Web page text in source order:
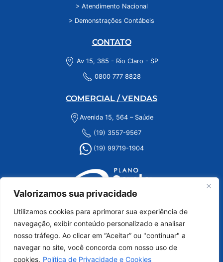
Valorizamos sua privacidade
Utilizamos cookies para aprimorar sua experiência de
navegação, exibir conteúdo personalizado e analisar
nosso tráfego. Ao clicar em “Aceitar” ou "continuar" a
navegar no site, você concorda com nosso uso de
cookies. Política de Privacidade e Cookies
> Atendimento Nacional
> Demonstrações Contábeis
CONTATO
Av 15, 385 - Rio Claro - SP
0800 777 8828
COMERCIAL / VENDAS
Avenida 15, 564 – Saúde
(19) 3557-9567
(19) 99719-1904